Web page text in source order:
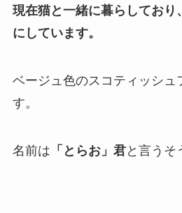
現在猫と一緒に暮らしており
にしています。
ベージュ色のスコティッシュ
す。
名前は 「とらお」君と言うそ